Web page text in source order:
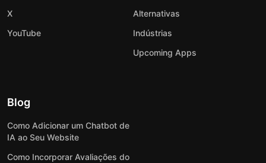
X
YouTube
Alternativas
Indústrias
Upcoming Apps
Blog
Como Adicionar um Chatbot de
IA ao Seu Website
Como Incorporar Avaliações do